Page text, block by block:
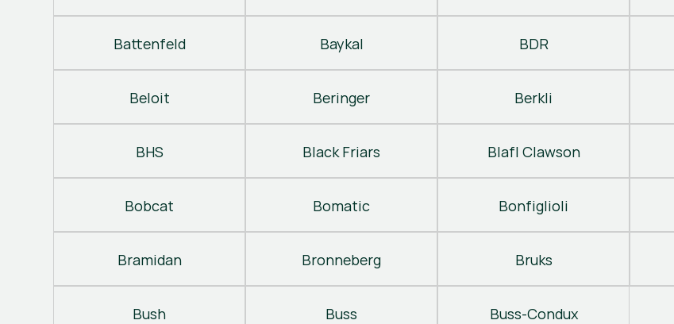
Battenfeld Baykal BDR
Beloit Beringer Berkli
BHS Black Friars Blafl Clawson
Bobcat Bomatic Bonfiglioli
Bramidan Bronneberg Bruks
Bush Buss Buss-Condux